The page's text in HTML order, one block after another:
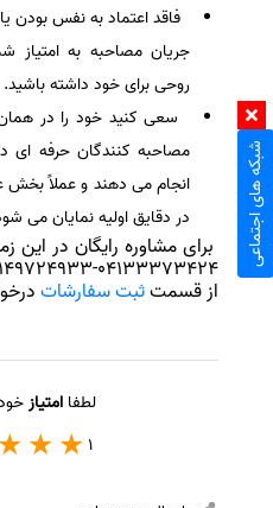
فاقد اعتماد به نفس بودن
جریان مصاحبه به
روحی برای خود داشته باشید.
سعی کنید خود را در
انجام می دهند و عملاً
در دقایق اولیه نمایان می
برای مشاوره رایگان در این
از قسمتثبت سفارشات
لطفاامتیاز
1
شبکه های اجتماعی